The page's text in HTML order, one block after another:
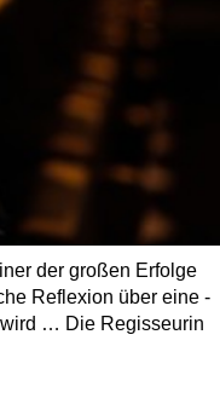
der großen Erfolge
Reflexion über eine
… Die Regisseurin